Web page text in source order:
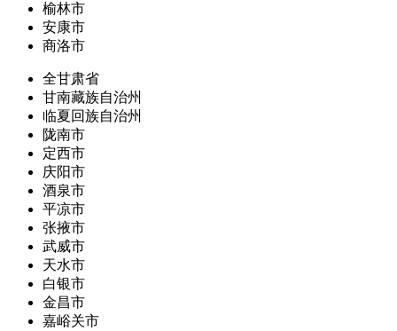
榆林市
安康市
商洛市
全甘肃省
甘南藏族自治州
临夏回族自治州
陇南市
定西市
庆阳市
酒泉市
平凉市
张掖市
武威市
天水市
白银市
金昌市
嘉峪关市